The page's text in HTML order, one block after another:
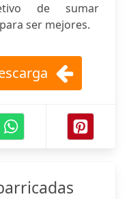
de sumar
ser mejores.